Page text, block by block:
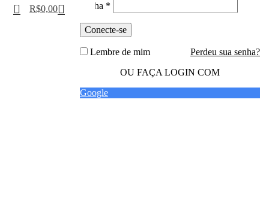
0 R$0,00 Senha *
Conecte-se
Perdeu sua senha?
Lembre de mim
OU FAÇA LOGIN COM
Google